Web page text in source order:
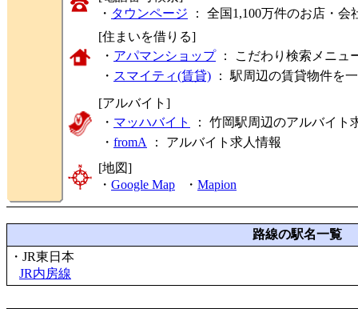
・ タウンページ ： 全国1,100万件のお店・
[住まいを借りる]
・ アパマンショップ： こだわり検索メニュ
・ スマイティ(賃貸) ： 駅周辺の賃貸物件を
[アルバイト]
・ マッハバイト
： 竹岡駅周辺のアルバイト
・ fromA ： アルバイト求人情報
[地図]
・ Google Map ・ Mapion
路線の駅名一覧
・JR東日本
JR内房線